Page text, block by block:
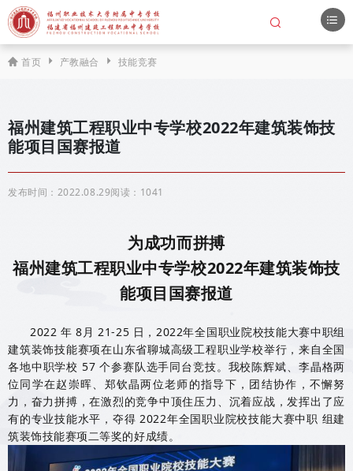
登录
首页 产教融合 技能竞赛
福州建筑工程职业中专学校2022年建筑装饰技
能项目国赛报道
发布时间： 2022.08.29阅读： 1041
为成功而拼搏
福州建筑工程职业中专学校2022年建筑装饰技
能项目国赛报道
2022 年 8月 21-25 日，2022年全国职业院校技能大赛中职组
建筑装饰技能赛项在山东省聊城高级工程职业学校举行，来自全国
各地中职学校 57 个参赛队选手同台竞技。我校陈辉斌、李晶格两
位同学在赵崇晖、郑钦晶两位老师的指导下，团结协作，不懈努
力，奋力拼搏，在激烈的竞争中顶住压力、沉着应战，发挥出了应
有的专业技能水平，夺得 2022年全国职业院校技能大赛中职 组建
筑装饰技能赛项二等奖的好成绩。